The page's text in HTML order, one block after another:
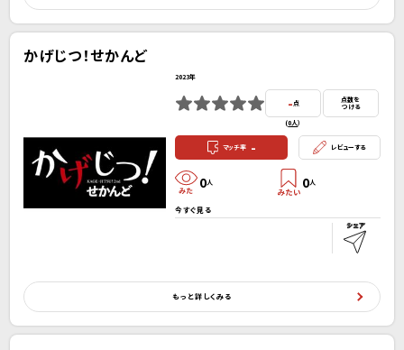
かげじつ！せかんど
2023年
-点
(0人）
点数を
つける
マッチ率 - レビューする
0人 0人
今すぐ見る
もっと詳しくみる